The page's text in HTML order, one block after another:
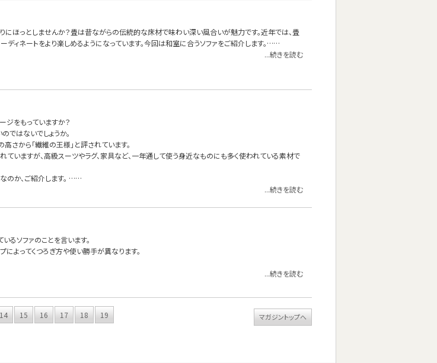
にほっとしませんか？畳は昔ながらの伝統的な床材で味わい深い風合いが魅力です。近年では、畳
ディネートをより楽しめるようになっています。今回は和室に合うソファをご紹介します。……
...続きを読む
ジをもっていますか？
ではないでしょうか。
さから「繊維の王様」と評されています。
ていますが、高級スーツやラグ、家具など、一年通して使う身近なものにも多く使われている素材で
のか、ご紹介します。 ……
...続きを読む
るソファのことを言います。
によってくつろぎ方や使い勝手が異なります。
...続きを読む
14 15 16 17 18
19
マガジントップへ